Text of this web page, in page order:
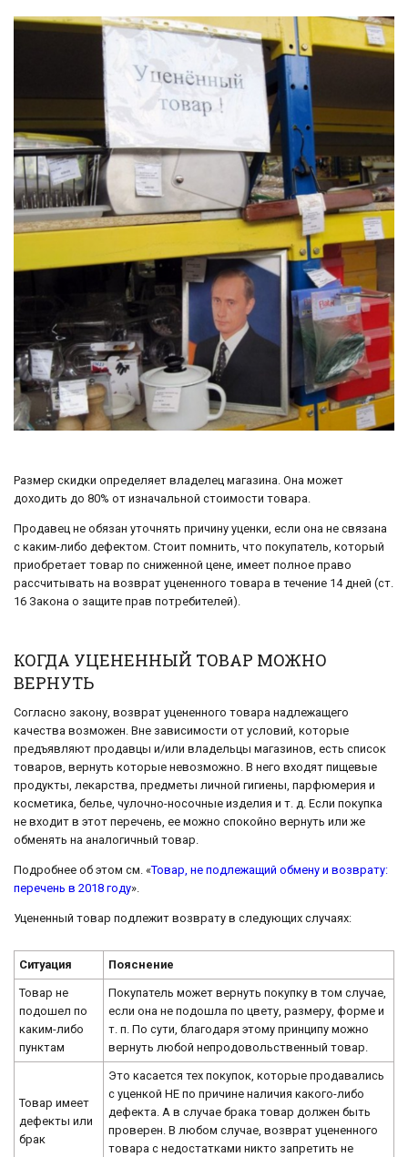
Размер скидки определяет владелец магазина. Она может
доходить до 80% от изначальной стоимости товара.
Продавец не обязан уточнять причину уценки, если она не связана
с каким-либо дефектом. Стоит помнить, что покупатель, который
приобретает товар по сниженной цене, имеет полное право
рассчитывать на возврат уцененного товара в течение 14 дней (ст.
16 Закона о защите прав потребителей).
КОГДА УЦЕНЕННЫЙ ТОВАР МОЖНО
ВЕРНУТЬ
Согласно закону, возврат уцененного товара надлежащего
качества возможен. Вне зависимости от условий, которые
предъявляют продавцы и/или владельцы магазинов, есть список
товаров, вернуть которые невозможно. В него входят пищевые
продукты, лекарства, предметы личной гигиены, парфюмерия и
косметика, белье, чулочно-носочные изделия и т. д. Если покупка
не входит в этот перечень, ее можно спокойно вернуть или же
обменять на аналогичный товар.
Подробнее об этом см. «Товар, не подлежащий обмену и возврату:
перечень в 2018 году».
Уцененный товар подлежит возврату в следующих случаях:
Ситуация Пояснение
Товар не
подошел по
каким-либо
пунктам
Покупатель может вернуть покупку в том случае,
если она не подошла по цвету, размеру, форме и
т. п. По сути, благодаря этому принципу можно
вернуть любой непродовольственный товар.
Товар имеет
дефекты или
брак
Это касается тех покупок, которые продавались
с уценкой НЕ по причине наличия какого-либо
дефекта. А в случае брака товар должен быть
проверен. В любом случае, возврат уцененного
товара с недостатками никто запретить не